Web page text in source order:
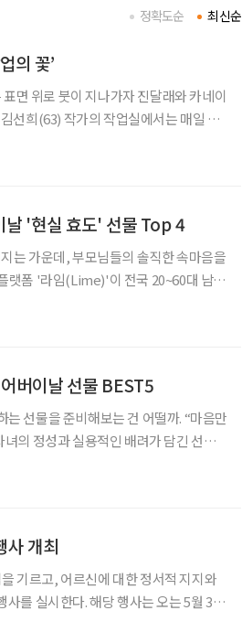
최신순
정확도순
의 꽃’
면 위로 붓이 지나가자 진달래와 카네이
선희(63) 작가의 작업실에서는 매일 이
'현실 효도' 선물 Top 4
는 가운데, 부모님들의 솔직한 속마음을
랫폼 '라임(Lime)'이 전국 20~60대 남녀
버이날 선물 BEST5
선물을 준비해보는 건 어떨까. “마음만
의 정성과 실용적인 배려가 담긴 선물
사 개최
기르고, 어르신에 대한 정서적 지지와
행사는 오는 5월 3일